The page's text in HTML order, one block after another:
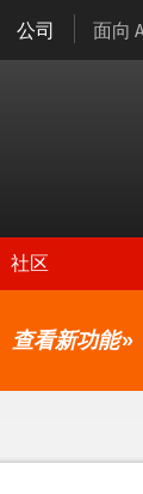
公司 面向
社区
查看新功能»